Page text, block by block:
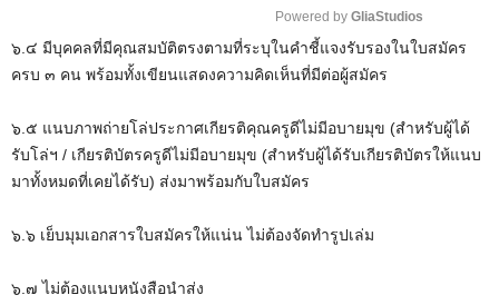
u
e
Powered by GliaStudios
๖.๔ มีบุคคลที่มีคุณสมบัติตรงตามที่ระบุในคำชี้แจงรับรองในใบสมัคร
ครบ ๓ คน พร้อมทั้งเขียนแสดงความคิดเห็นที่มีต่อผู้สมัคร
๖.๕ แนบภาพถ่ายโล่ประกาศเกียรติคุณครูดีไม่มีอบายมุข (สำหรับผู้ได้
รับโล่ฯ / เกียรติบัตรครูดีไม่มีอบายมุข (สำหรับผู้ได้รับเกียรติบัตรให้แนบ
มาทั้งหมดที่เคยได้รับ) ส่งมาพร้อมกับใบสมัคร
๖.๖ เย็บมุมเอกสารใบสมัครให้แน่น ไม่ต้องจัดทำรูปเล่ม
๖.๗ ไม่ต้องแนบหนังสือนำส่ง